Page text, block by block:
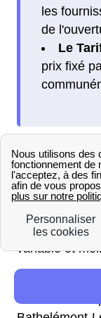
les
de
Le
prix fixé
Pour chacune
entre deux
l'option de
peu importe
option
variable et
Qu'en est t'il
une dernière